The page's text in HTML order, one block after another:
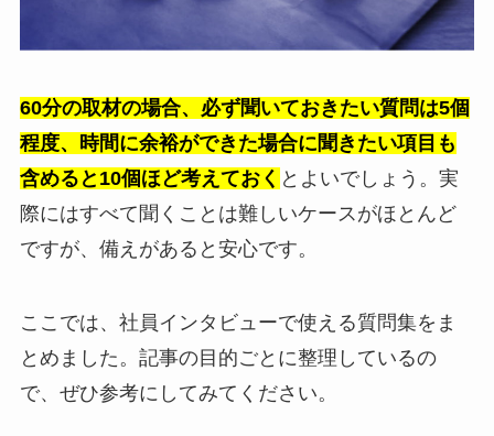
60分の取材の場合、必ず聞いておきたい質問は5個
程度、時間に余裕ができた場合に聞きたい項目も
含めると10個ほど考えておく とよいでしょう。実
際にはすべて聞くことは難しいケースがほとんど
ですが、備えがあると安心です。
ここでは、社員インタビューで使える質問集をま
とめました。記事の目的ごとに整理しているの
で、ぜひ参考にしてみてください。